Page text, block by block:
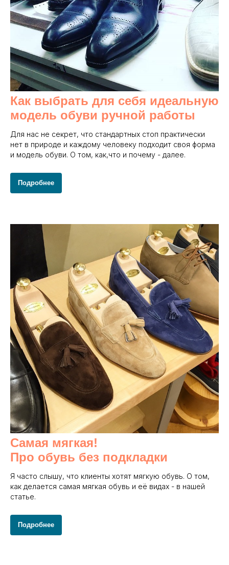
Как выбрать для себя идеальную
модель обуви ручной работы
Для нас не секрет, что стандартных стоп практически
нет в природе и каждому человеку подходит своя форма
и модель обуви. О том, как,что и почему - далее.
Подробнее
Самая мягкая!
Про обувь без подкладки
Я часто слышу, что клиенты хотят мягкую обувь. О том,
как делается самая мягкая обувь и её видах - в нашей
статье.
Подробнее